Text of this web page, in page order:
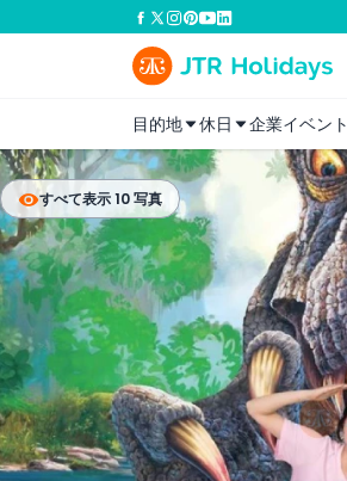
目的地 休日 企業イベント
すべて表示 10 写真